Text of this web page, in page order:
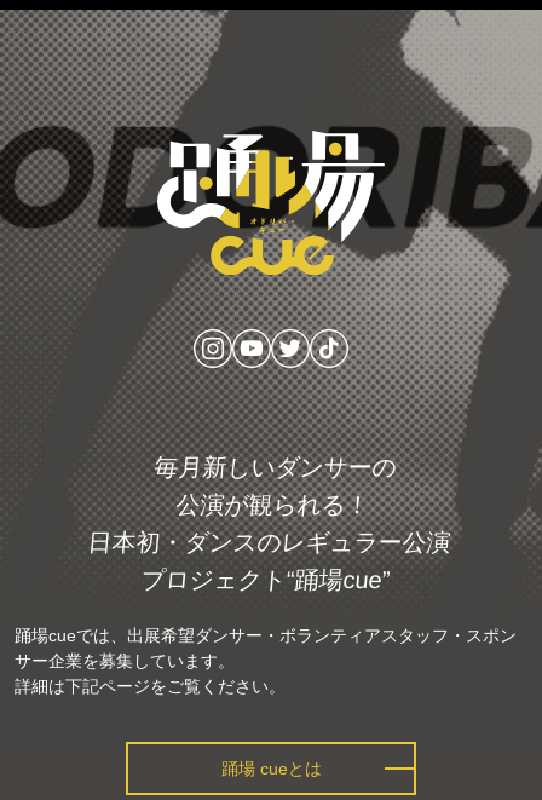
毎月新しいダンサーの
公演が観られる！
日本初・ダンスのレギュラー公演
プロジェクト“踊場cue”
踊場cueでは、出展希望ダンサー・ボランティアスタッフ・スポン
サー企業を募集しています。
詳細は下記ページをご覧ください。
踊場 cueとは